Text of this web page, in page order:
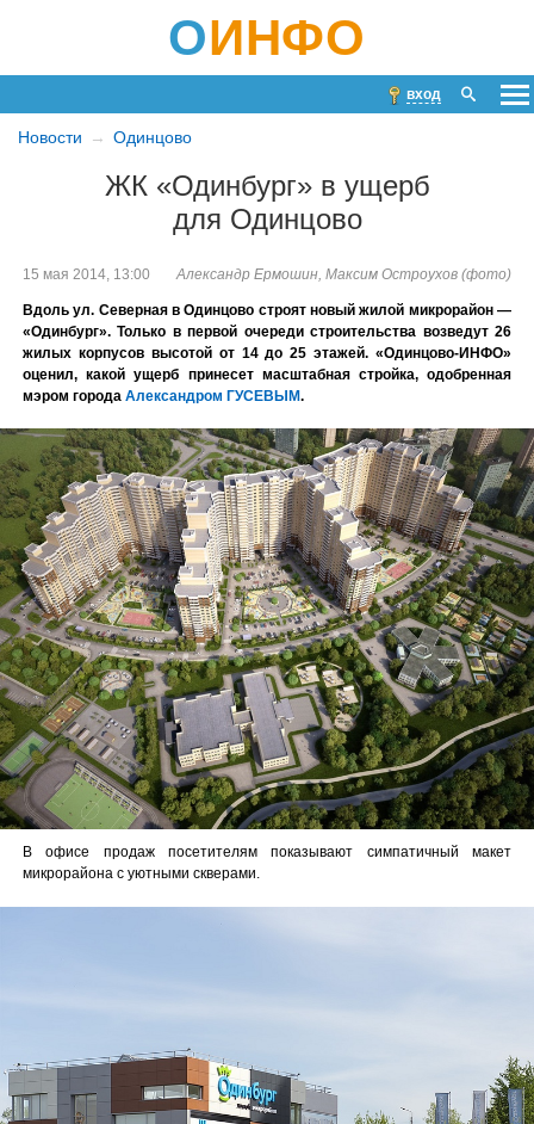
ОИНФО
вход
Новости Одинцово
ЖК «Одинбург» в ущерб
для Одинцово
Александр Ермошин, Максим Остроухов (фото)
15 мая 2014, 13:00
Вдоль ул. Северная в Одинцово строят новый жилой микрорайон —
«Одинбург». Только в первой очереди строительства возведут 26
жилых корпусов высотой от 14 до 25 этажей. «Одинцово-ИНФО»
оценил, какой ущерб принесет масштабная стройка, одобренная
мэром города Александром ГУСЕВЫМ.
В офисе продаж посетителям показывают симпатичный макет
микрорайона с уютными скверами.